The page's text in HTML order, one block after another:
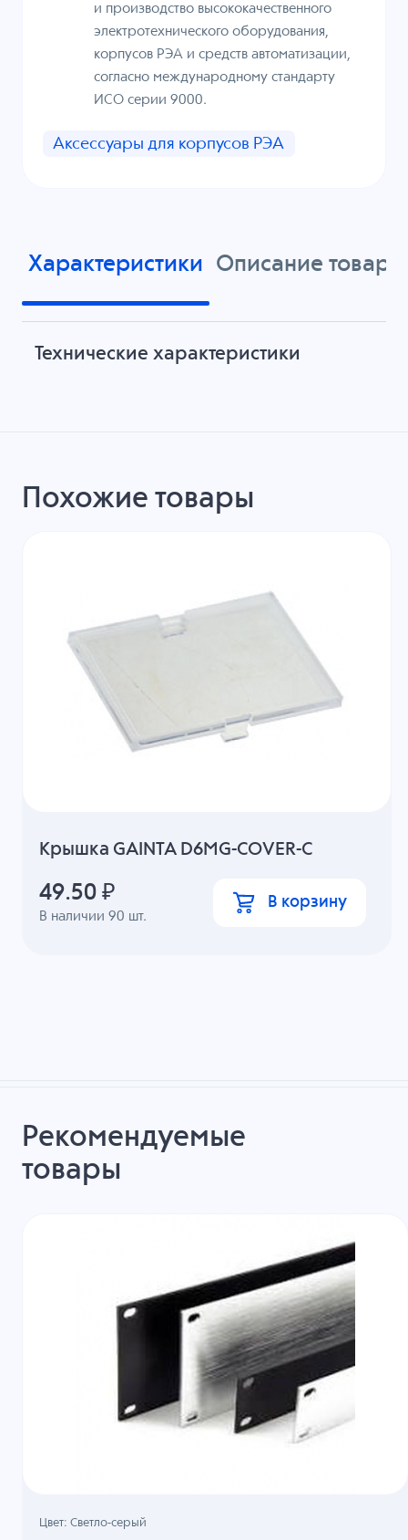
и производство высококачественного
электротехнического оборудования,
корпусов РЭА и средств автоматизации,
согласно международному стандарту
ИСО серии 9000.
Аксессуары для корпусов РЭА
Характеристики Описание товара
Технические характеристики
Похожие товары
Крышка GAINTA D6MG-COVER-C
В наличии90 шт.
49.50 ₽ В корзину
Рекомендуемые
товары
Цвет: Светло-серый